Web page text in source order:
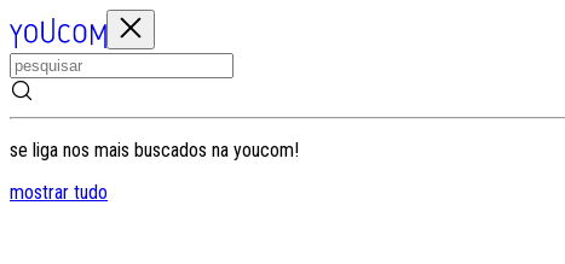
se liga nos mais buscados na youcom!
mostrar tudo